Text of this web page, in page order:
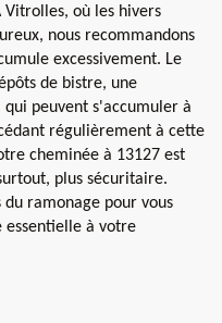
où les hivers
nous recommandons
excessivement. Le
de bistre, une
peuvent s'accumuler à
régulièrement à cette
cheminée à 13127 est
plus sécuritaire.
du ramonage pour vous
essentielle à votre